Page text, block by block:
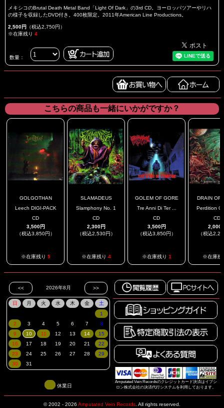
メキシコのBrutal Death Metal Band「Light Of Dark」の3rd CD。ヨーロッパツアーやリハ
の様子を収録したDVD付き。400枚限定。2011年American Line Productions。
2,500円 （税込2,750円）
※在庫残り 4
数量：
こちらの商品も一緒にいかがですか？
GOLGOTHAN
Leech DIGI-PACK
CD
3,500円
（税込3,850円）
※在庫残り 5
SLAMADEUS
Slamphony No. 1
CD
2,300円
（税込2,530円）
※在庫残り 4
GOLEM OF GORE
Tre Anni Di Ter ...
CD
3,500円
（税込3,850円）
※在庫残り 1
DRAIN OF
Perdition
CD
2,000
（税込
※在庫残
Amputated Vein Recordsのクレジットカード決済はイプシ
ロン株式会社の決済代行システムを利用しております。
休業日
© 2002 - 2026 Amputated Vein Records All rights reserved.